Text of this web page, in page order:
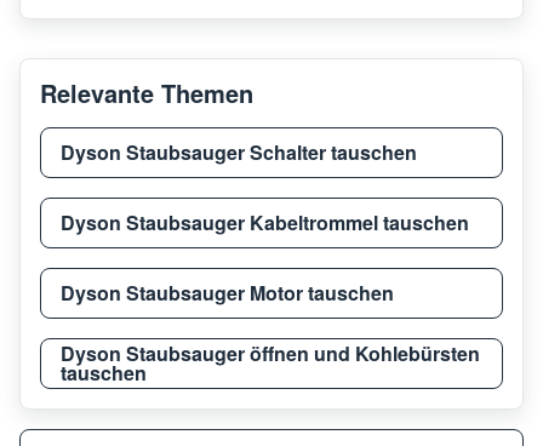
Relevante Themen
Dyson Staubsauger Schalter tauschen
Dyson Staubsauger Kabeltrommel tauschen
Dyson Staubsauger Motor tauschen
Dyson Staubsauger öffnen und Kohlebürsten
tauschen